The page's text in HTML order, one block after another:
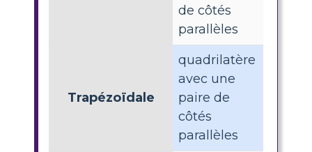
de côtés
parallèles
Trapézoïdale
quadrilatère
avec une
paire de
côtés
parallèles